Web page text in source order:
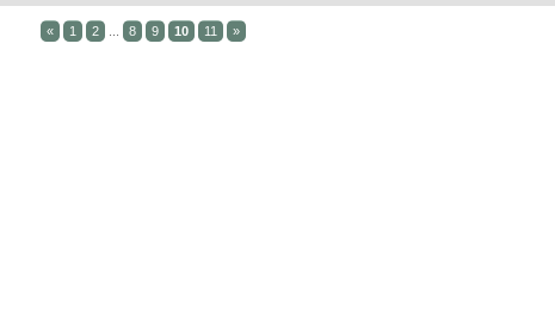
« 1 2 8 9 10 11 »